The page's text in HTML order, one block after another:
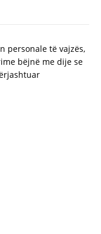
personale të vajzës,
bëjnë me dije se